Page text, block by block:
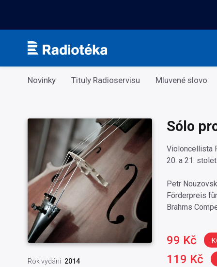
Kategorie
Novinky Tituly Radioservisu Mluvené slovo
Rok vydání 2014
Sólo
Violoncellista
20. a 21.
Petr
Förderpreis
Brahms
99 Kč
119 Kč